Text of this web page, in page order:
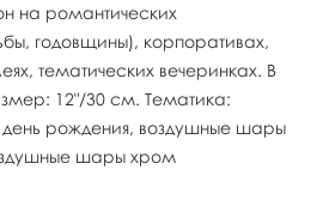
на романтических
годовщины), корпоративах,
тематических вечеринках. В
12"/30 см. Тематика:
рождения, воздушные шары
шары хром